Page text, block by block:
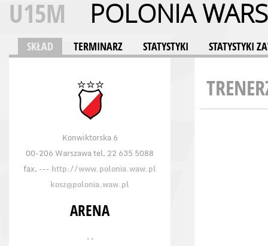
U15M POLONIA
SKŁAD TERMINARZ STATYSTYKI STATYSTYKI
Konwiktorska 6
00-206 Warszawa tel. 22 635 5088
fax. --- http://www.polonia.waw.pl
kosz@polonia.waw.pl
ARENA
, ,